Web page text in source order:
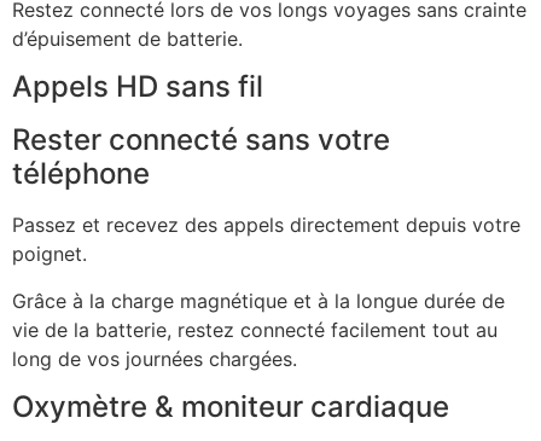
Restez connecté lors de vos longs voyages sans crainte
d’épuisement de batterie.
Appels HD sans fil
Rester connecté sans votre
téléphone
Passez et recevez des appels directement depuis votre
poignet.
Grâce à la charge magnétique et à la longue durée de
vie de la batterie, restez connecté facilement tout au
long de vos journées chargées.
Oxymètre & moniteur cardiaque